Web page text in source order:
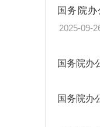
国务院
2025-09-
国务院办
国务院办